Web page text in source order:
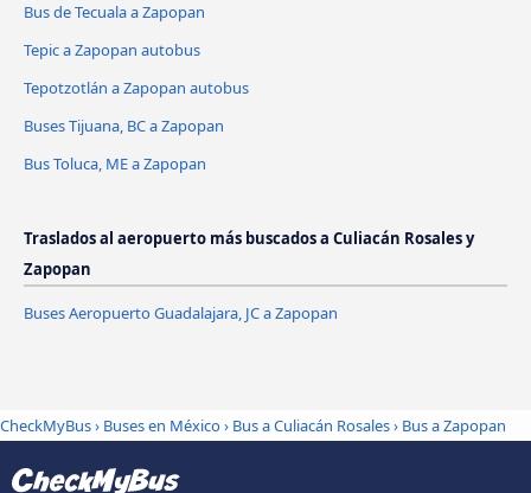
Bus de Tecuala a Zapopan
Tepic a Zapopan autobus
Tepotzotlán a Zapopan autobus
Buses Tijuana, BC a Zapopan
Bus Toluca, ME a Zapopan
Traslados al aeropuerto más buscados a Culiacán Rosales y
Zapopan
Buses Aeropuerto Guadalajara, JC a Zapopan
CheckMyBus› Buses en México› Bus a Culiacán Rosales› Bus a Zapopan